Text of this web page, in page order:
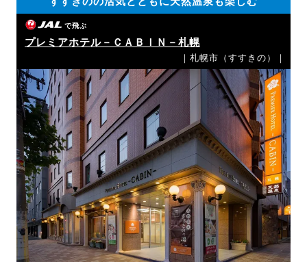
で飛ぶ
プレミアホテル－ＣＡＢＩＮ－札幌
｜札幌市（すすきの）｜